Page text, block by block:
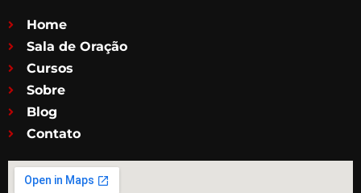
Home
Sala de Oração
Cursos
Sobre
Blog
Contato